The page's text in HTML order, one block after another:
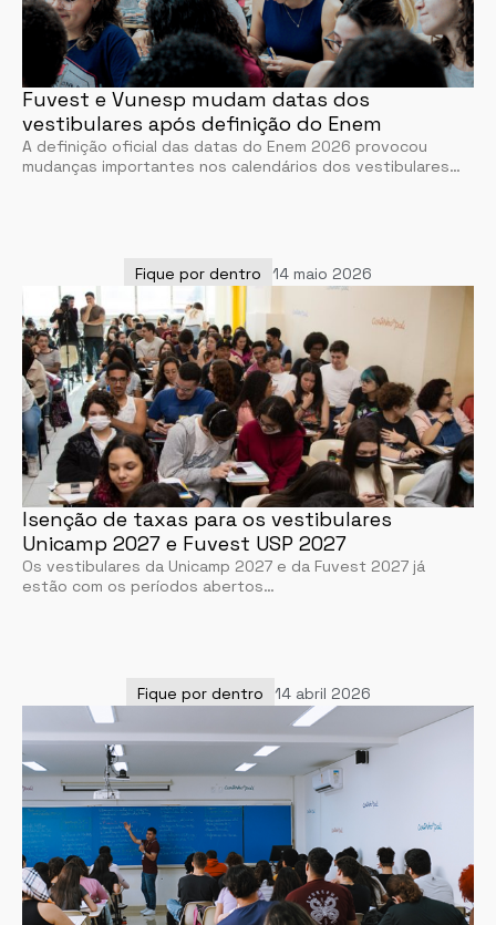
Fuvest e Vunesp mudam datas dos
vestibulares após definição do Enem
A definição oficial das datas do Enem 2026 provocou
mudanças importantes nos calendários dos vestibulares…
Fique por dentro 14 maio 2026
Isenção de taxas para os vestibulares
Unicamp 2027 e Fuvest USP 2027
Os vestibulares da Unicamp 2027 e da Fuvest 2027 já
estão com os períodos abertos…
Fique por dentro 14 abril 2026